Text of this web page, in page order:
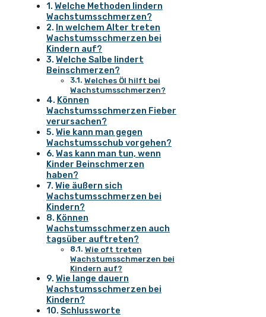
Welche Methoden lindern
Wachstumsschmerzen?
In welchem Alter treten
Wachstumsschmerzen bei
Kindern auf?
Welche Salbe lindert
Beinschmerzen?
Welches Öl hilft bei
Wachstumsschmerzen?
Können
Wachstumsschmerzen Fieber
verursachen?
Wie kann man gegen
Wachstumsschub vorgehen?
Was kann man tun, wenn
Kinder Beinschmerzen
haben?
Wie äußern sich
Wachstumsschmerzen bei
Kindern?
Können
Wachstumsschmerzen auch
tagsüber auftreten?
Wie oft treten
Wachstumsschmerzen bei
Kindern auf?
Wie lange dauern
Wachstumsschmerzen bei
Kindern?
Schlussworte